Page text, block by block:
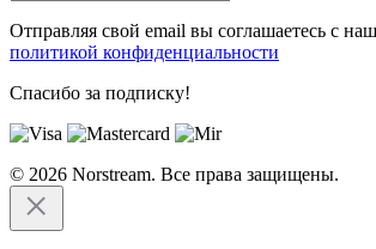
Отправляя свой email вы соглашаетесь с
политикой конфиденциальности
Спасибо за подписку!
© 2026 Norstream. Все права защищены.